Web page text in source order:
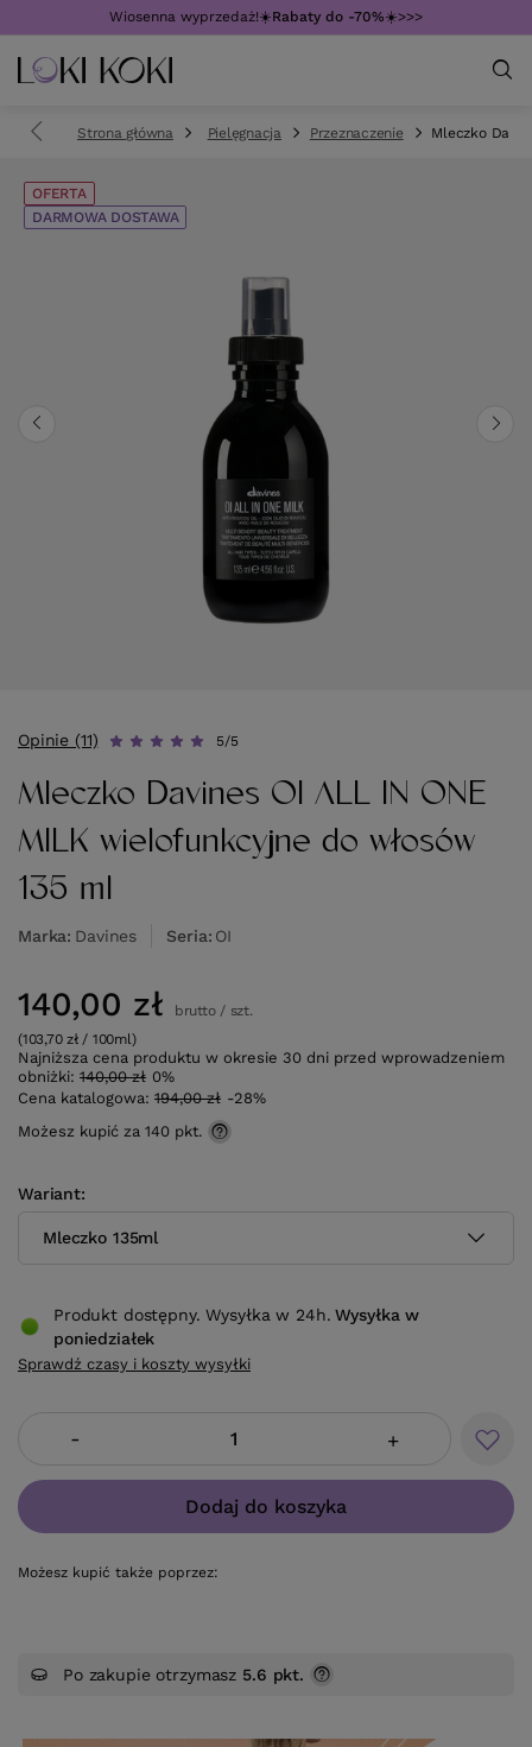
Wiosenna wyprzedaż!☀️Rabaty do -70%☀️>>>
Strona główna Pielęgnacja Przeznaczenie Mleczko
OFERTA
DARMOWA DOSTAWA
Opinie (11) 5/5
Mleczko Davines OI ALL IN ONE
MILK wielofunkcyjne do włosów
135 ml
Marka Davines Seria OI
Wariant
Mleczko 135ml
140,00 zł brutto/ szt.
(103,70 zł / 100ml)
Najniższa cena produktu w okresie 30 dni przed wprowadzeniem
obniżki: 140,00 zł 0%
Cena katalogowa: 194,00 zł -28%
Możesz kupić za 140 pkt.
- +
Dodaj do koszyka
Możesz kupić także poprzez:
Produkt dostępny. Wysyłka w 24h. Wysyłkaw
poniedziałek
Sprawdź czasy i koszty wysyłki
Po zakupie otrzymasz 5.6 pkt.